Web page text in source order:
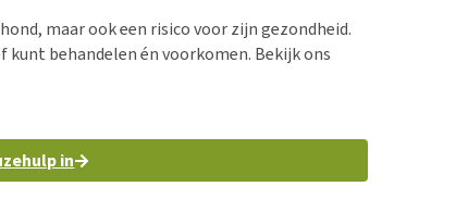
en dementie
alles
Mijn hond plast in
maar ook een risico voor zijn gezondheid.
behandelen én voorkomen. Bekijk ons
in